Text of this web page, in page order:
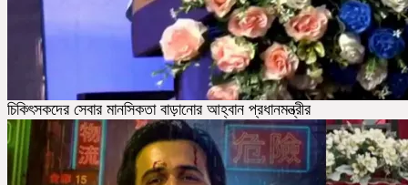
চিকিৎসকদের সেবার মানসিকতা বাড়ানোর আহ্বান প্রধানমন্ত্রীর